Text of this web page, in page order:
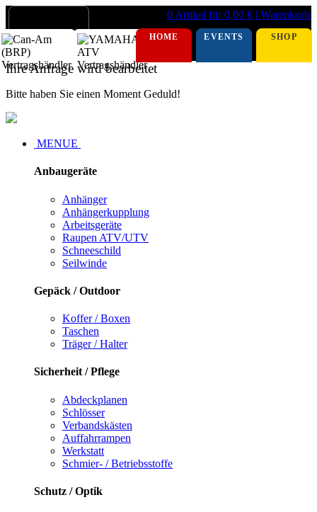
0 Artikel für 0,00 € | Warenkorb
HOME EVENTS SHOP
Ihre Anfrage wird bearbeitet
Bitte haben Sie einen Moment Geduld!
MENUE
Anbaugeräte
Anhänger
Anhängerkupplung
Arbeitsgeräte
Raupen ATV/UTV
Schneeschild
Seilwinde
Gepäck / Outdoor
Koffer / Boxen
Taschen
Träger / Halter
Sicherheit / Pflege
Abdeckplanen
Schlösser
Verbandskästen
Auffahrrampen
Werkstatt
Schmier- / Betriebsstoffe
Schutz / Optik